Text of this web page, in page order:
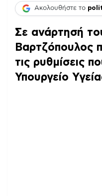
Ακολουθήστε το
Σε ανάρτησή
Βαρτζόπουλος
τις ρυθμίσεις
Υπουργείο